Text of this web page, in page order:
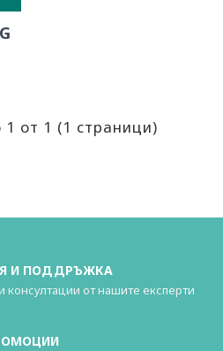
от 1 (1 страници)
И ПОДДРЪЖКА
от нашите експерти